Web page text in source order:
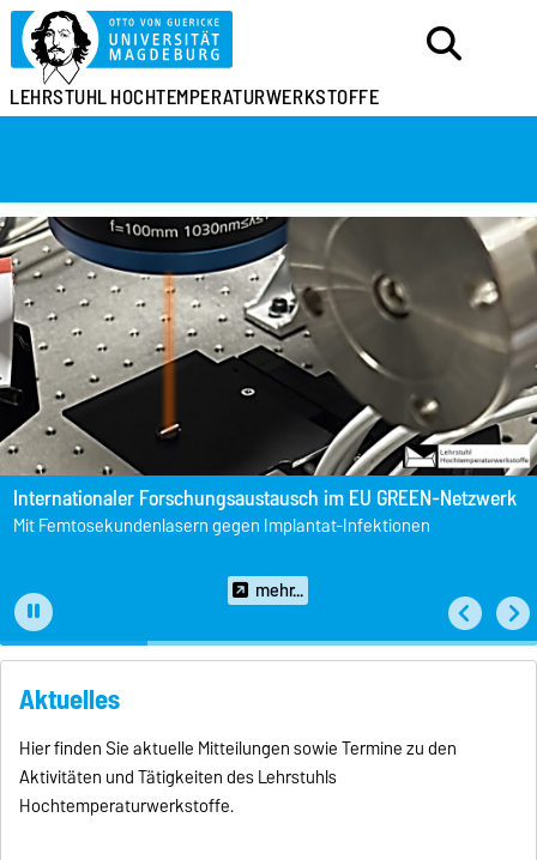
LEHRSTUHLHOCHTEMPERATURWERKSTOFFE
Internationaler Forschungsaustausch im EU GREEN-Netzwerk
Mit Femtosekundenlasern gegen Implantat-Infektionen
mehr...
Aktuelles
Hier finden Sie aktuelle Mitteilungen sowie Termine zu den
Aktivitäten und Tätigkeiten des Lehrstuhls
Hochtemperaturwerkstoffe.